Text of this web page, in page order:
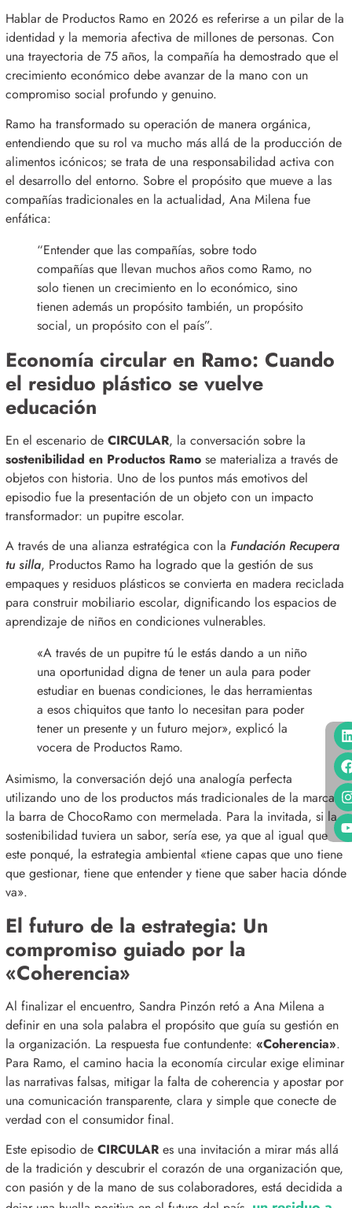
Hablar de Productos Ramo en 2026 es referirse a un pilar de la
identidad y la memoria afectiva de millones de personas. Con
una trayectoria de 75 años, la compañía ha demostrado que el
crecimiento económico debe avanzar de la mano con un
compromiso social profundo y genuino.
Ramo ha transformado su operación de manera orgánica,
entendiendo que su rol va mucho más allá de la producción de
alimentos icónicos; se trata de una responsabilidad activa con
el desarrollo del entorno. Sobre el propósito que mueve a las
compañías tradicionales en la actualidad, Ana Milena fue
enfática:
“Entender que las compañías, sobre todo
compañías que llevan muchos años como Ramo, no
solo tienen un crecimiento en lo económico, sino
tienen además un propósito también, un propósito
social, un propósito con el país”.
Economía circular en Ramo: Cuando
el residuo plástico se vuelve
educación
En el escenario de CIRCULAR, la conversación sobre la
sostenibilidad en Productos Ramo se materializa a través de
objetos con historia. Uno de los puntos más emotivos del
episodio fue la presentación de un objeto con un impacto
transformador: un pupitre escolar.
A través de una alianza estratégica con la Fundación Recupera
tu silla, Productos Ramo ha logrado que la gestión de sus
empaques y residuos plásticos se convierta en madera reciclada
para construir mobiliario escolar, dignificando los espacios de
aprendizaje de niños en condiciones vulnerables.
«A través de un pupitre tú le estás dando a un niño
una oportunidad digna de tener un aula para poder
estudiar en buenas condiciones, le das herramientas
a esos chiquitos que tanto lo necesitan para poder
tener un presente y un futuro mejor», explicó la
vocera de Productos Ramo.
Asimismo, la conversación dejó una analogía perfecta
utilizando uno de los productos más tradicionales de la marca:
la barra de ChocoRamo con mermelada. Para la invitada, si la
sostenibilidad tuviera un sabor, sería ese, ya que al igual que
este ponqué, la estrategia ambiental «tiene capas que uno tiene
que gestionar, tiene que entender y tiene que saber hacia dónde
va».
El futuro de la estrategia: Un
compromiso guiado por la
«Coherencia»
Al finalizar el encuentro, Sandra Pinzón retó a Ana Milena a
definir en una sola palabra el propósito que guía su gestión en
la organización. La respuesta fue contundente: «Coherencia».
Para Ramo, el camino hacia la economía circular exige eliminar
las narrativas falsas, mitigar la falta de coherencia y apostar por
una comunicación transparente, clara y simple que conecte de
verdad con el consumidor final.
Este episodio de CIRCULAR es una invitación a mirar más allá
de la tradición y descubrir el corazón de una organización que,
con pasión y de la mano de sus colaboradores, está decidida a